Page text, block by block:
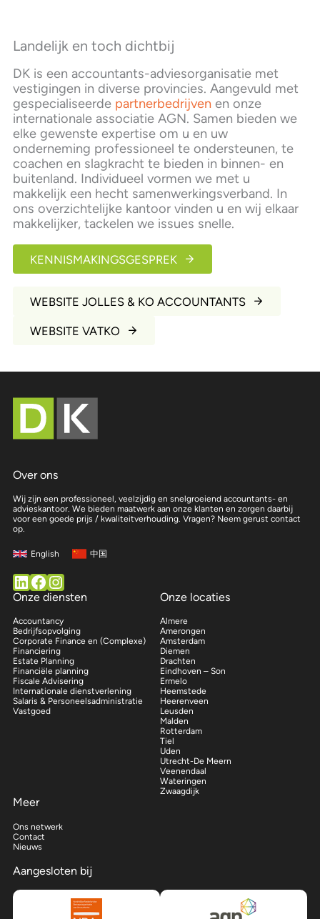
Landelijk en toch dichtbij
DK is een accountants-adviesorganisatie met
vestigingen in diverse provincies. Aangevuld met
gespecialiseerde partner­bedrijven en onze
internationale associatie AGN. Samen bieden we
elke gewenste expertise om u en uw
onderneming professioneel te ondersteunen, te
coachen en slagkracht te bieden in binnen- en
buitenland. Individueel vormen we met u
makkelijk een hecht samenwerkingsverband. In
ons overzichtelijke kantoor vinden u en wij elkaar
makkelijker, tackelen we issues snelle.
KENNISMAKINGSGESPREK
WEBSITE JOLLES & KO ACCOUNTANTS
WEBSITE VATKO
Over ons
Wij zijn een professioneel, veelzijdig en snelgroeiend accountants- en
advieskantoor. We bieden maatwerk aan onze klanten en zorgen daarbij
voor een goede prijs / kwaliteitverhouding. Vragen? Neem gerust contact
op.
English 中国
Volg ons op LinkedIn Facebook Instagram
Onze diensten
Accountancy
Bedrijfsopvolging
Corporate Finance en (Complexe)
Financiering
Estate Planning
Financiële planning
Fiscale Advisering
Internationale dienstverlening
Salaris & Personeelsadministratie
Vastgoed
Onze locaties
Almere
Amerongen
Amsterdam
Diemen
Drachten
Eindhoven – Son
Ermelo
Heemstede
Heerenveen
Leusden
Malden
Rotterdam
Tiel
Uden
Utrecht-De Meern
Veenendaal
Wateringen
Zwaagdijk
Meer
Ons netwerk
Contact
Nieuws
Aangesloten bij